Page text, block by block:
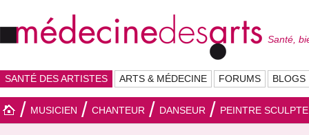
Santé,
SANTÉ DES ARTISTES ARTS & MÉDECINE FORUMS BLOGS
MUSICIEN CHANTEUR DANSEUR PEINTRE